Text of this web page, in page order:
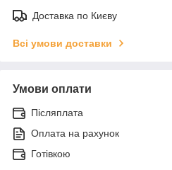
Доставка по Києву
Всі умови доставки
Умови оплати
Післяплата
Оплата на рахунок
Готівкою